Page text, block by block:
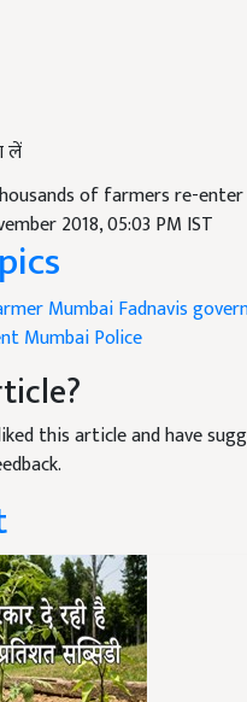
लें
of farmers re-
2018, 05:03 PM IST
MumbaiFadnavis
Mumbai Police
this article and have